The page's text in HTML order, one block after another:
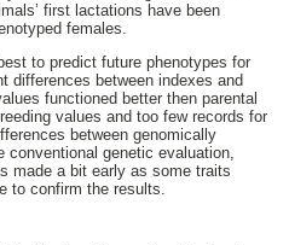
first lactations have been
females.
to predict future phenotypes for
differences between indexes and
functioned better then parental
values and too few records for
between genomically
genetic evaluation,
made a bit early as some traits
to confirm the results.